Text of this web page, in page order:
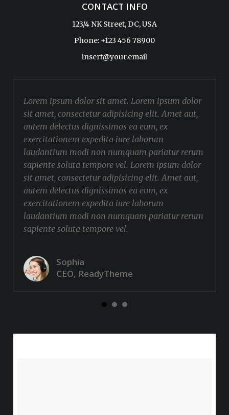
CONTACT INFO
123/4 NK Street, DC, USA
Phone: +123 456 78900
insert@your.email
Lorem ipsum dolor sit amet. Lorem ipsum dolor
sit amet, consectetur adipisicing elit. Amet aut,
autem delectus dignissimos ea eum, ex
exercitationem expedita iure laborum
laudantium modi non numquam pariatur rerum
sapiente soluta tempore vel. Lorem ipsum dolor
sit amet, consectetur adipisicing elit. Amet aut,
autem delectus dignissimos ea eum, ex
exercitationem expedita iure laborum
laudantium modi non numquam pariatur rerum
sapiente soluta tempore vel.
Sophia
CEO, ReadyTheme